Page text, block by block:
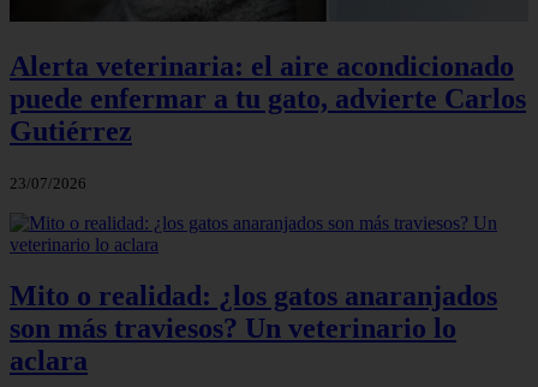
Alerta veterinaria: el aire acondicionado
puede enfermar a tu gato, advierte Carlos
Gutiérrez
23/07/2026
Mito o realidad: ¿los gatos anaranjados
son más traviesos? Un veterinario lo
aclara